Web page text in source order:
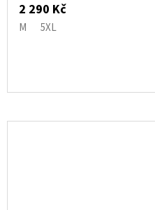
2 290 Kč
M 5XL